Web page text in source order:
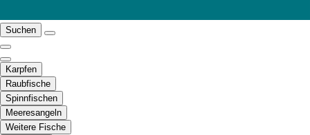
Suchen
Karpfen
Raubfische
Spinnfischen
Meeresangeln
Weitere Fische